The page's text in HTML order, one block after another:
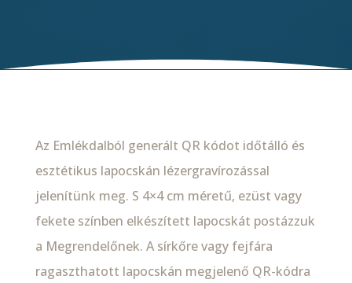
Az Emlékdalból generált QR kódot időtálló és
esztétikus lapocskán lézergravírozással
jelenítünk meg. S 4×4 cm méretű, ezüst vagy
fekete színben elkészített lapocskát postázzuk
a Megrendelőnek. A sírkőre vagy fejfára
ragaszthatott lapocskán megjelenő QR-kódra